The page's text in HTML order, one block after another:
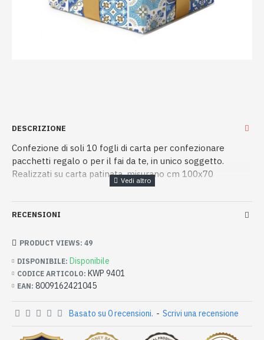
DESCRIZIONE
Confezione di soli 10 fogli di carta per confezionare
pacchetti regalo o per il fai da te, in unico soggetto.
Realizzati su carta patinata, misurano cm 100x70
RECENSIONI
DISPONIBILE: Disponibile
CODICE ARTICOLO: KWP 9401
EAN: 8009162421045
PRODUCT VIEWS: 49
Basato su 0 recensioni. - Scrivi una recensione